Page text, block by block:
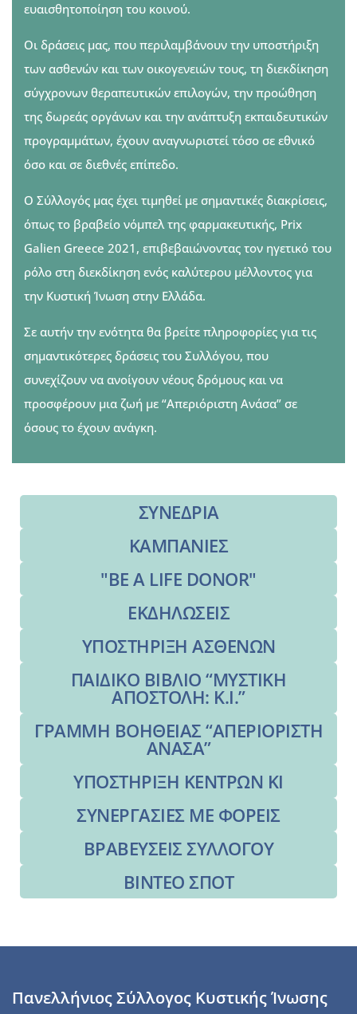
ευαισθητοποίηση του κοινού.
Οι δράσεις μας, που περιλαμβάνουν την υποστήριξη
των ασθενών και των οικογενειών τους, τη διεκδίκηση
σύγχρονων θεραπευτικών επιλογών, την προώθηση
της δωρεάς οργάνων και την ανάπτυξη εκπαιδευτικών
προγραμμάτων, έχουν αναγνωριστεί τόσο σε εθνικό
όσο και σε διεθνές επίπεδο.
Ο Σύλλογός μας έχει τιμηθεί με σημαντικές διακρίσεις,
όπως το βραβείο νόμπελ της φαρμακευτικής, Prix
Galien Greece 2021, επιβεβαιώνοντας τον ηγετικό του
ρόλο στη διεκδίκηση ενός καλύτερου μέλλοντος για
την Κυστική Ίνωση στην Ελλάδα.
Σε αυτήν την ενότητα θα βρείτε πληροφορίες για τις
σημαντικότερες δράσεις του Συλλόγου, που
συνεχίζουν να ανοίγουν νέους δρόμους και να
προσφέρουν μια ζωή με “Απεριόριστη Ανάσα” σε
όσους το έχουν ανάγκη.
ΣΥΝΕΔΡΙΑ
ΚΑΜΠΑΝΙΕΣ
"BE A LIFE DONOR"
ΕΚΔΗΛΩΣΕΙΣ
ΥΠΟΣΤΗΡΙΞΗ ΑΣΘΕΝΩΝ
ΠΑΙΔΙΚΟ ΒΙΒΛΙΟ “ΜΥΣΤΙΚΗ
ΑΠΟΣΤΟΛΗ: K.I.”
ΓΡΑΜΜΗ ΒΟΗΘΕΙΑΣ “ΑΠΕΡΙΟΡΙΣΤΗ
ΑΝΑΣΑ”
ΥΠΟΣΤΗΡΙΞΗ ΚΕΝΤΡΩΝ ΚΙ
ΣΥΝΕΡΓΑΣΙΕΣ ΜΕ ΦΟΡΕΙΣ
ΒΡΑΒΕΥΣΕΙΣ ΣΥΛΛΟΓΟΥ
ΒΙΝΤΕΟ ΣΠΟΤ
Πανελλήνιος Σύλλογος Κυστικής Ίνωσης